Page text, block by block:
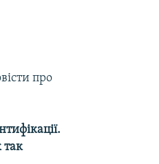
про
так